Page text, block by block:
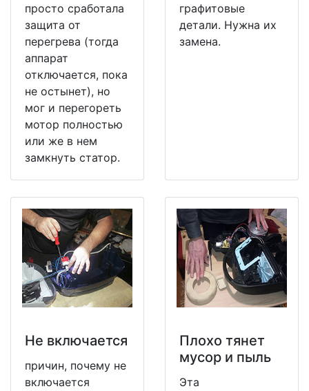
просто сработала
защита от
перегрева (тогда
аппарат
отключается, пока
не остынет), но
мог и перегореть
мотор полностью
или же в нем
замкнуть статор.
графитовые
детали. Нужна их
замена.
Не включается
причин, почему не
включается
Плохо тянет
мусор и пыль
Эта